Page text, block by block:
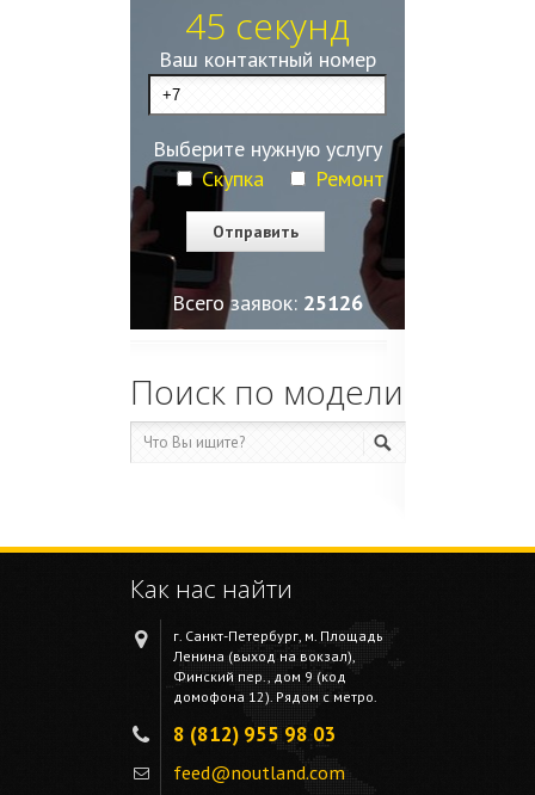
45 секунд
Ваш контактный номер
Выберите нужную услугу
Скупка
Ремонт
Всего заявок: 25129
Поиск по модели
Как нас найти
г. Санкт-Петербург, м. Площадь
Ленина (выход на вокзал),
Финский пер., дом 9 (код
домофона 12). Рядом с метро.
8 (812) 955 98 03
feed@noutland.com